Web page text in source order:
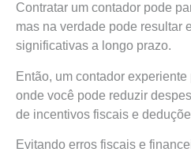
Contratar um contador pode
mas na verdade pode resultar
significativas a longo prazo.
Então, um contador
onde você pode reduzir
de incentivos fiscais e
Evitando erros fiscais e